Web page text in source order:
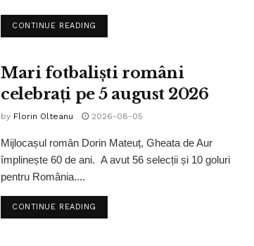
CONTINUE READING
Mari fotbaliști români
celebrați pe 5 august 2026
by Florin Olteanu 2026-08-05
Mijlocașul român Dorin Mateuț, Gheata de Aur
împlinește 60 de ani. A avut 56 selecții și 10 goluri
pentru România....
CONTINUE READING